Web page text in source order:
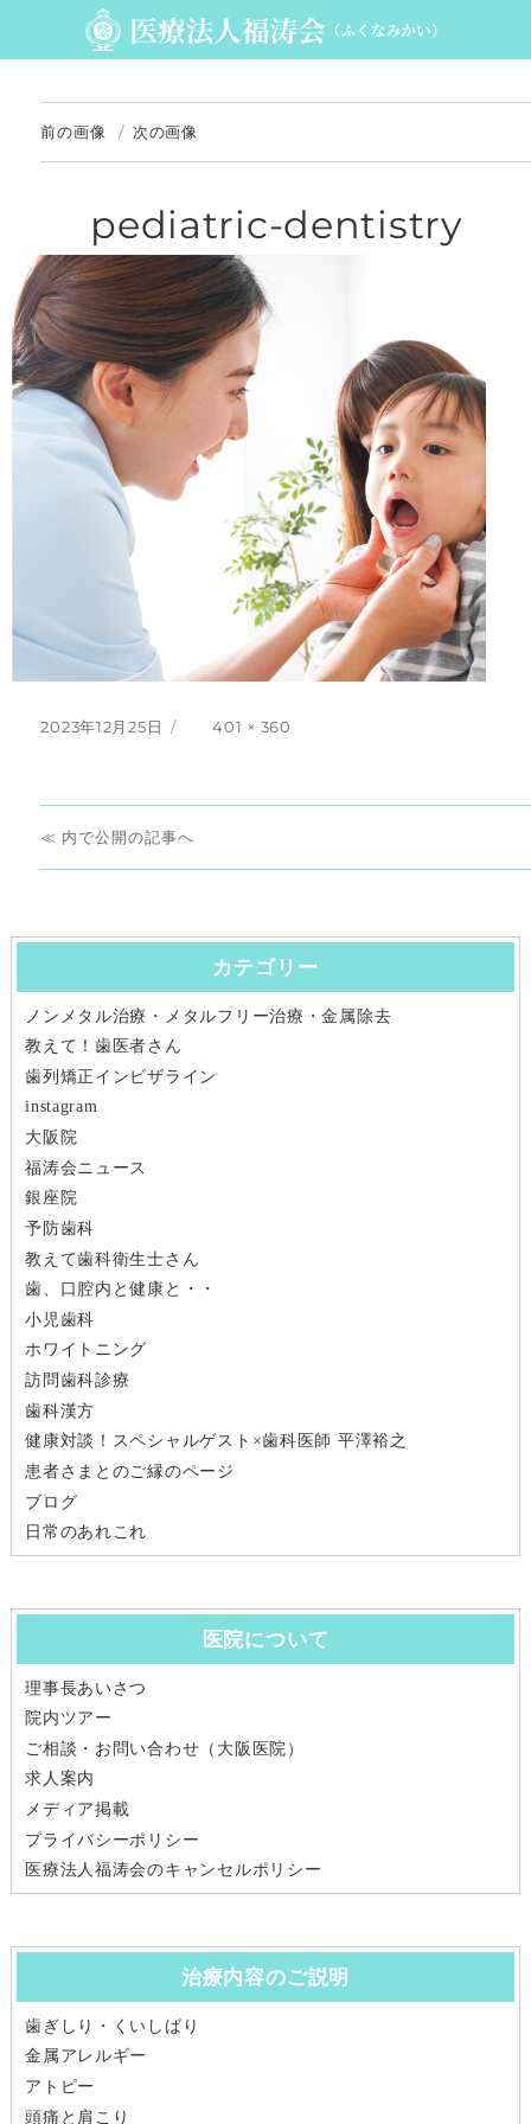
前の画像 次の画像
pediatric-dentistry
投
2023年12月25日
フ
401 × 360
投
稿
ナ
ゲ
ー
シ
ョ
ン
内で公開
カテゴリー
ノンメタル治療・メタルフリー治療・金属除去
教えて！歯医者さん
歯列矯正インビザライン
instagram
大阪院
福涛会ニュース
銀座院
予防歯科
教えて歯科衛生士さん
歯、口腔内と健康と・・
小児歯科
ホワイトニング
訪問歯科診療
歯科漢方
健康対談！スペシャルゲスト×歯科医師 平澤裕之
患者さまとのご縁のページ
ブログ
日常のあれこれ
医院について
理事長あいさつ
院内ツアー
ご相談・お問い合わせ（大阪医院）
求人案内
メディア掲載
プライバシーポリシー
医療法人福涛会のキャンセルポリシー
治療内容のご説明
歯ぎしり・くいしばり
金属アレルギー
アトピー
頭痛と肩こり